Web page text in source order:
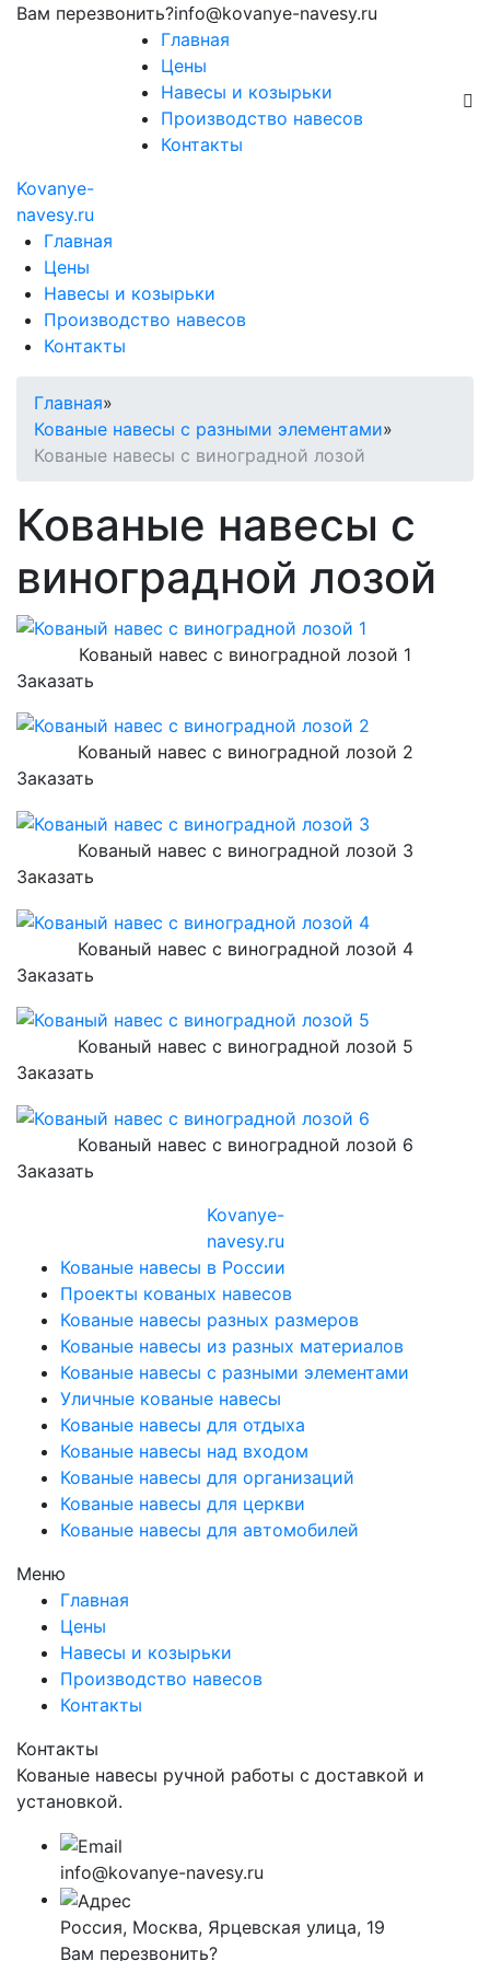
Вам перезвонить?info@kovanye-navesy.ru
Главная
Цены
Навесы и козырьки
Производство навесов
Контакты
Kovanye-
navesy.ru
Главная
Цены
Навесы и козырьки
Производство навесов
Контакты
Главная»
Кованые навесы с разными элементами»
Кованые навесы с виноградной лозой
Кованые навесы с
виноградной лозой
Кованый навес с виноградной лозой 1
Заказать
Кованый навес с виноградной лозой 2
Заказать
Кованый навес с виноградной лозой 3
Заказать
Кованый навес с виноградной лозой 4
Заказать
Кованый навес с виноградной лозой 5
Заказать
Кованый навес с виноградной лозой 6
Заказать
Kovanye-
navesy.ru
Кованые навесы в России
Проекты кованых навесов
Кованые навесы разных размеров
Кованые навесы из разных материалов
Кованые навесы с разными элементами
Уличные кованые навесы
Кованые навесы для отдыха
Кованые навесы над входом
Кованые навесы для организаций
Кованые навесы для церкви
Кованые навесы для автомобилей
Меню
Главная
Цены
Навесы и козырьки
Производство навесов
Контакты
Контакты
Кованые навесы ручной работы с доставкой и
установкой.
info@kovanye-navesy.ru
Россия, Москва, Ярцевская улица, 19
Вам перезвонить?